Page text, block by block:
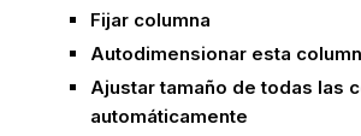
Fijar columna
Autodimensionar esta
Ajustar tamaño de todas las
automáticamente